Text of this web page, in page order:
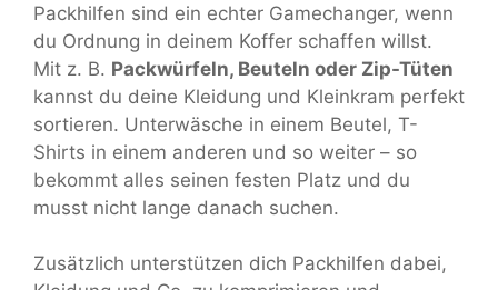
Packhilfen sind ein echter Gamechanger, wenn
du Ordnung in deinem Koffer schaffen willst.
Mit z. B. Packwürfeln, Beuteln oder Zip-Tüten
kannst du deine Kleidung und Kleinkram perfekt
sortieren. Unterwäsche in einem Beutel, T-
Shirts in einem anderen und so weiter – so
bekommt alles seinen festen Platz und du
musst nicht lange danach suchen.
Zusätzlich unterstützen dich Packhilfen dabei,